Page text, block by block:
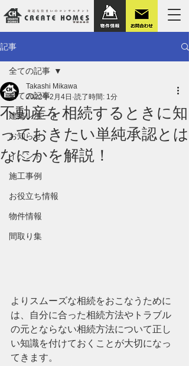
記事
全ての記事
建築レポート
お知らせ
イベント
施工事例
お役立ち情報
物件情報
間取り集
全ての記事
不動産を相続するときに知
っておきたい単純承認とは
なにかを解説！
Takashi Mikawa
2022年2月4日 読了時間: 1分
よりスムーズな相続をおこなうために
は、自分に合った相続方法やトラブル
の元とならない相続方法について正し
い知識を付けておくことが大切になっ
てきます。